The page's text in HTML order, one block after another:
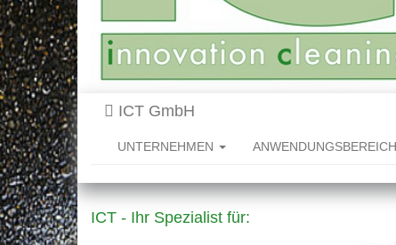
ICT GmbH
UNTERNEHMEN
ICT - Ihr Spezialist für: